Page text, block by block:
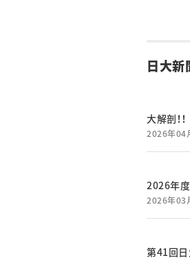
日大新
大解剖！
2026年04
2026年
2026年03
第41回